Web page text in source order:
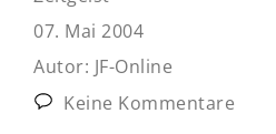
07. Mai 2004
Autor: JF-Online
Keine Kommentare